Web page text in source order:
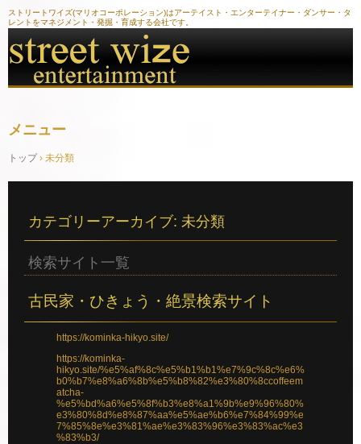
ストリートワイズ(マリオコーポレーション)はアーテイスト・エンターテイナー・ダンサー・タ
レントをマネジメント・発掘・育成する会社です。
メニュー
ン
トップ › 未分類
カテゴリーアーカイブ: 未分類
検索サイト一覧
古民家・ひきょう・絶景検索サイト
https://kominka-hikyo.site/
https://kominka-
hikyo.site/%e5%af%8c%e5%b1%b1%e7%9c%8c%e6%
b0%b7%e8%a6%8b%e5%b8%82%e3%80%8ccoffeem
atcha-
%e5%bd%a6%e5%8f%b3%e8%a1%9b%e9%96%80%
e3%80%8d%e8%87%aa%e5%ae%b6%e7%84%99%e
7%85%8e%e3%81%ae%e3%83%96%e3%83%ac%e3
%83%b3/